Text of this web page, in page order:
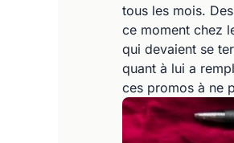
tous les mois.
ce moment chez
qui devaient se
quant à lui a
ces promos à ne